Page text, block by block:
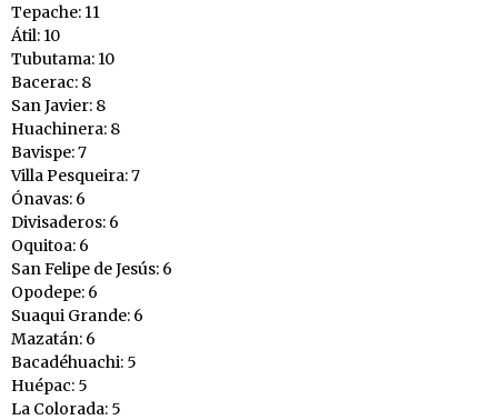
Tepache: 11
Átil: 10
Tubutama: 10
Bacerac: 8
San Javier: 8
Huachinera: 8
Bavispe: 7
Villa Pesqueira: 7
Ónavas: 6
Divisaderos: 6
Oquitoa: 6
San Felipe de Jesús: 6
Opodepe: 6
Suaqui Grande: 6
Mazatán: 6
Bacadéhuachi: 5
Huépac: 5
La Colorada: 5